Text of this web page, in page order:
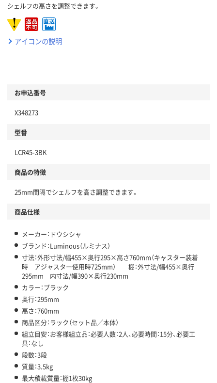
シェルフの高さを調整できます。
アイコンの説明
お申込番号
X348273
型番
LCR45-3BK
商品の特徴
25mm間隔でシェルフを高さ調整できます。
商品仕様
メーカー：ドウシシャ
ブランド：Luminous（ルミナス）
寸法：外形寸法/幅455×奥行295×高さ760mm（キャスター装着
時 アジャスター使用時725mm） 棚：外寸法/幅455×奥行
295mm 内寸法/幅390×奥行230mm
カラー：ブラック
奥行：295mm
高さ：760mm
商品区分：ラック（セット品／本体）
組立目安：お客様組立品：必要人数：2人、必要時間：15分、必要工
具：なし
段数：3段
質量：3.5kg
最大積載質量：棚1枚30kg